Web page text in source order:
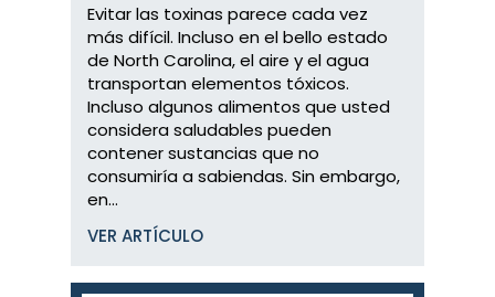
Evitar las toxinas parece cada vez
más difícil. Incluso en el bello estado
de North Carolina, el aire y el agua
transportan elementos tóxicos.
Incluso algunos alimentos que usted
considera saludables pueden
contener sustancias que no
consumiría a sabiendas. Sin embargo,
en...
VER ARTÍCULO